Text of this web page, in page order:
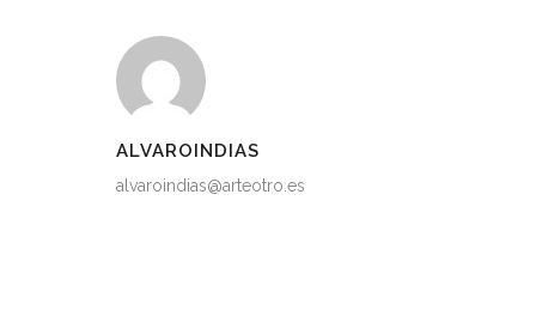
ALVAROINDIAS
alvaroindias@arteotro.es